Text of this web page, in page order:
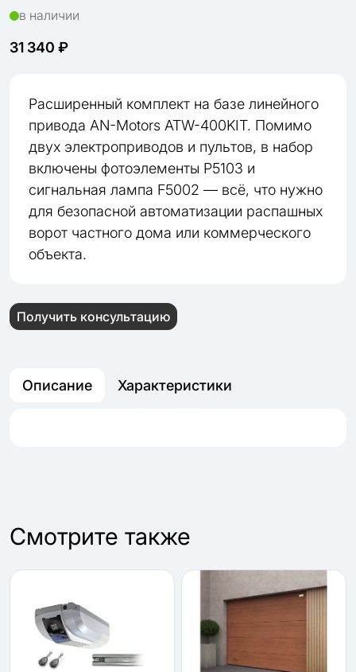
в наличии
31 340 ₽
Расширенный комплект на базе линейного
привода AN-Motors ATW-400KIT. Помимо
двух электроприводов и пультов, в набор
включены фотоэлементы P5103 и
сигнальная лампа F5002 — всё, что нужно
для безопасной автоматизации распашных
ворот частного дома или коммерческого
объекта.
Получить консультацию
Описание Характеристики
Cмотрите также